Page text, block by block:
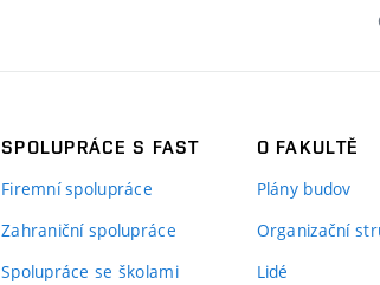
SPOLUPRÁCE S FAST
Firemní spolupráce
Zahraniční spolupráce
Spolupráce se školami
O FAKULTĚ
Plány budov
Organizační
Lidé